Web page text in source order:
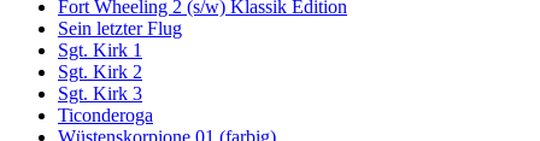
Fort Wheeling 2 (s/w) Klassik Edition
Sein letzter Flug
Sgt. Kirk 1
Sgt. Kirk 2
Sgt. Kirk 3
Ticonderoga
Wüstenskorpione 01 (farbig)